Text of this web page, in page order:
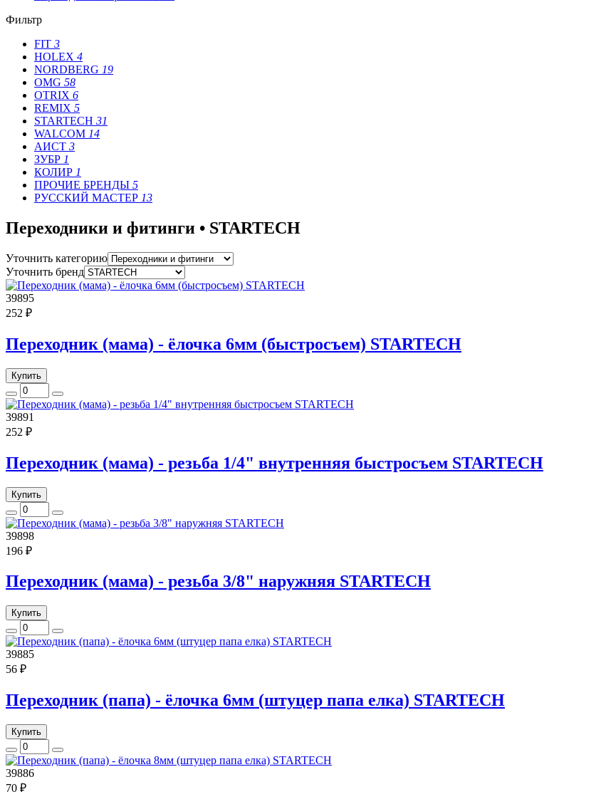
Фильтр
FIT 3
HOLEX 4
NORDBERG 19
OMG 58
OTRIX 6
REMIX 5
STARTECH 31
WALCOM 14
АИСТ 3
ЗУБР 1
КОЛИР 1
ПРОЧИЕ БРЕНДЫ 5
РУССКИЙ МАСТЕР 13
Переходники и фитинги • STARTECH
Уточнить категорию
Уточнить бренд
39895
252 ₽
Переходник (мама) - ёлочка 6мм (быстросъем) STARTECH
Купить
39891
252 ₽
Переходник (мама) - резьба 1/4" внутренняя быстросъем STARTECH
Купить
39898
196 ₽
Переходник (мама) - резьба 3/8" наружняя STARTECH
Купить
39885
56 ₽
Переходник (папа) - ёлочка 6мм (штуцер папа елка) STARTECH
Купить
39886
70 ₽